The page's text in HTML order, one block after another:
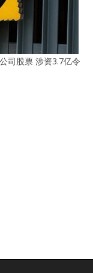
司股票 涉资3.7亿令